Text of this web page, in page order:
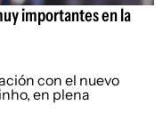
importantes en la